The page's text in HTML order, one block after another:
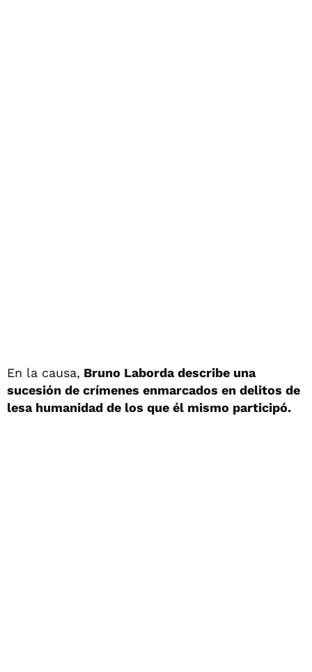
En la causa, Bruno Laborda describe una
sucesión de crímenes enmarcados en delitos de
lesa humanidad de los que él mismo participó.